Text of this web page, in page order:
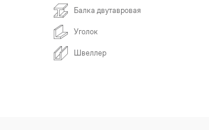
Балка двутавровая
Уголок
Швеллер